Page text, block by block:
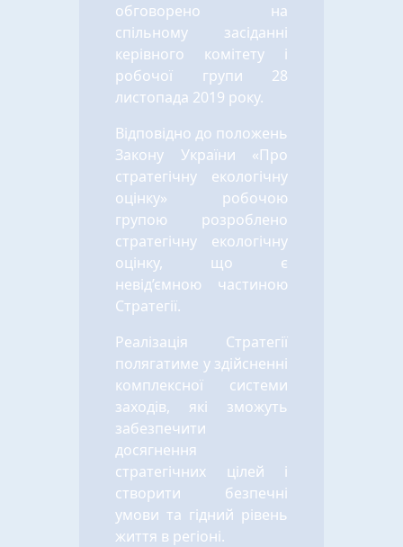
обговорено на
спільному засіданні
керівного комітету і
робочої групи 28
листопада 2019 року.
Відповідно до положень
Закону України «Про
стратегічну екологічну
оцінку» робочою
групою розроблено
стратегічну екологічну
оцінку, що є
невід’ємною частиною
Стратегії.
Реалізація Стратегії
полягатиме у здійсненні
комплексної системи
заходів, які зможуть
забезпечити
досягнення
стратегічних цілей і
створити безпечні
умови та гідний рівень
життя в регіоні.